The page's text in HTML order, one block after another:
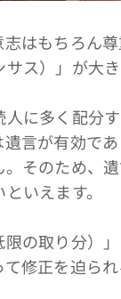
はもちろん
ス）」が大
に多く配分
言が有効で
そのため、
いえます。
の取り分）
修正を迫ら